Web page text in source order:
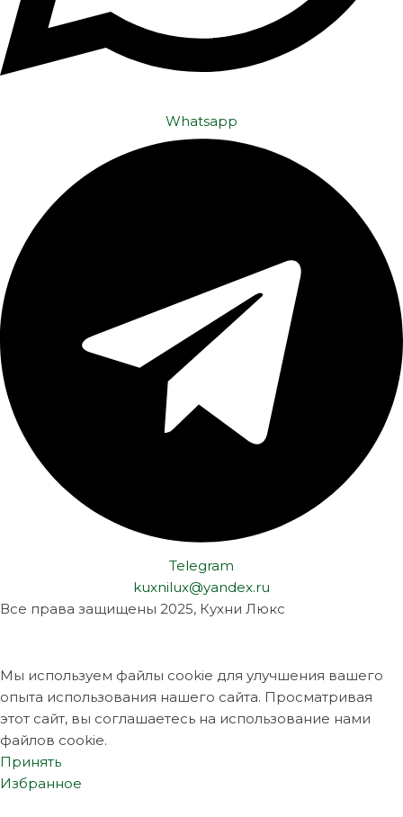
Whatsapp
Telegram
kuxnilux@yandex.ru
Все права защищены 2025, Кухни Люкс
Мы используем файлы cookie для улучшения вашего
опыта использования нашего сайта. Просматривая
этот сайт, вы соглашаетесь на использование нами
файлов cookie.
Принять
Избранное